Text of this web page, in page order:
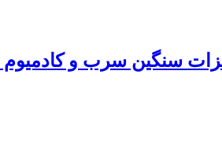
سنگین سرب و کادمیوم